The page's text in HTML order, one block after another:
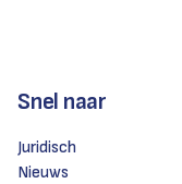
Snel naar
Juridisch
Nieuws